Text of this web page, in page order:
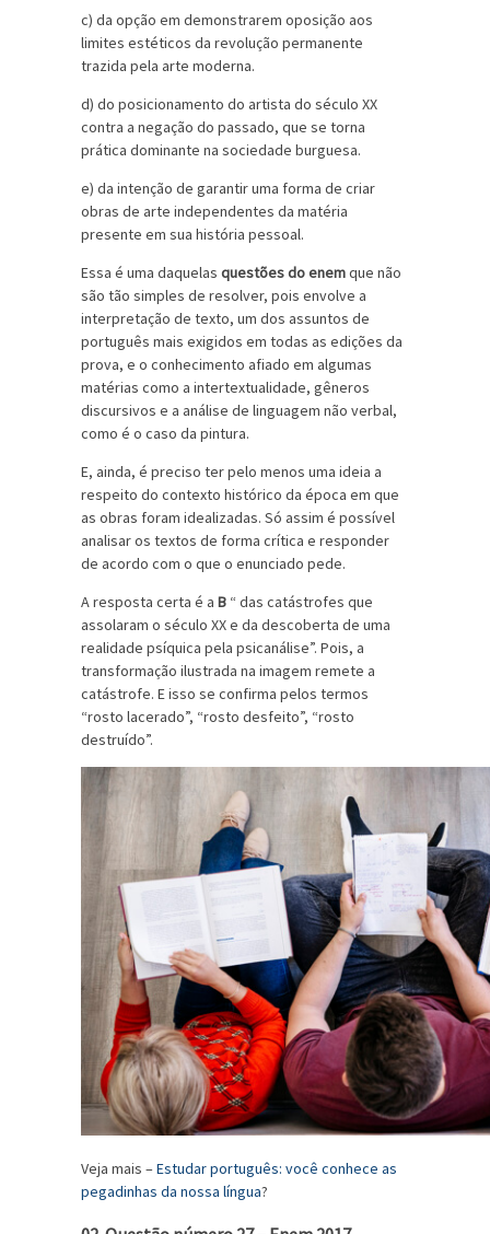
c) da opção em demonstrarem oposição aos
limites estéticos da revolução permanente
trazida pela arte moderna.
d) do posicionamento do artista do século XX
contra a negação do passado, que se torna
prática dominante na sociedade burguesa.
e) da intenção de garantir uma forma de criar
obras de arte independentes da matéria
presente em sua história pessoal.
Essa é uma daquelas questões do enemque não
são tão simples de resolver, pois envolve a
interpretação de texto, um dos assuntos de
português mais exigidos em todas as edições da
prova, e o conhecimento afiado em algumas
matérias como a intertextualidade, gêneros
discursivos e a análise de linguagem não verbal,
como é o caso da pintura.
E, ainda, é preciso ter pelo menos uma ideia a
respeito do contexto histórico da época em que
as obras foram idealizadas. Só assim é possível
analisar os textos de forma crítica e responder
de acordo com o que o enunciado pede.
A resposta certa é a B “ das catástrofes que
assolaram o século XX e da descoberta de uma
realidade psíquica pela psicanálise”. Pois, a
transformação ilustrada na imagem remete a
catástrofe. E isso se confirma pelos termos
“rosto lacerado”, “rosto desfeito”, “rosto
destruído”.
Veja mais –Estudar português: você conhece as
pegadinhas da nossa língua?